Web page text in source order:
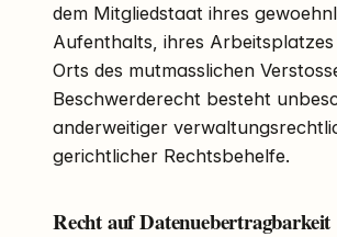
dem Mitgliedstaat ihres
Aufenthalts, ihres Arbeitsplatzes
Orts des mutmasslichen
Beschwerderecht besteht
anderweitiger
gerichtlicher Rechtsbehelfe.
Recht auf Datenuebertragbarkeit